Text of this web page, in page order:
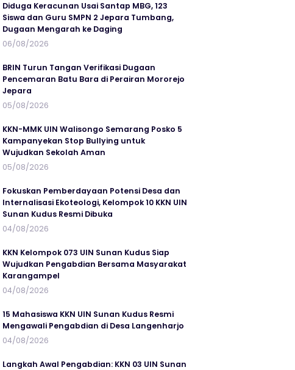
Diduga Keracunan Usai Santap MBG, 123
Siswa dan Guru SMPN 2 Jepara Tumbang,
Dugaan Mengarah ke Daging
06/08/2026
BRIN Turun Tangan Verifikasi Dugaan
Pencemaran Batu Bara di Perairan Mororejo
Jepara
05/08/2026
KKN-MMK UIN Walisongo Semarang Posko 5
Kampanyekan Stop Bullying untuk
Wujudkan Sekolah Aman
05/08/2026
Fokuskan Pemberdayaan Potensi Desa dan
Internalisasi Ekoteologi, Kelompok 10 KKN UIN
Sunan Kudus Resmi Dibuka
04/08/2026
KKN Kelompok 073 UIN Sunan Kudus Siap
Wujudkan Pengabdian Bersama Masyarakat
Karangampel
04/08/2026
15 Mahasiswa KKN UIN Sunan Kudus Resmi
Mengawali Pengabdian di Desa Langenharjo
04/08/2026
Langkah Awal Pengabdian: KKN 03 UIN Sunan